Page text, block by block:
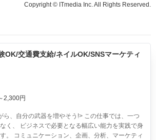
Copyright © ITmedia Inc. All Rights Reserved.
OK/交通費支給/ネイルOK/SNSマーケティ
2,300円
ら、自分の武器を増やそう!> この仕事では、一つ
く、 ビジネスで必要となる幅広い能力を実践で身
。 コミュニケーション、企画、分析、マーケティ